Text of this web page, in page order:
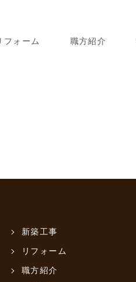
フォーム 職方紹介
新築工事
リフォーム
職方紹介